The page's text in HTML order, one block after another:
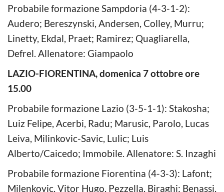
Probabile formazione Sampdoria (4-3-1-2):
Audero; Bereszynski, Andersen, Colley, Murru;
Linetty, Ekdal, Praet; Ramirez; Quagliarella,
Defrel. Allenatore: Giampaolo
LAZIO-FIORENTINA, domenica 7 ottobre ore
15.00
Probabile formazione Lazio (3-5-1-1): Stakosha;
Luiz Felipe, Acerbi, Radu; Marusic, Parolo, Lucas
Leiva, Milinkovic-Savic, Lulic; Luis
Alberto/Caicedo; Immobile. Allenatore: S. Inzaghi
Probabile formazione Fiorentina (4-3-3): Lafont;
Milenkovic, Vitor Hugo, Pezzella, Biraghi; Benassi,